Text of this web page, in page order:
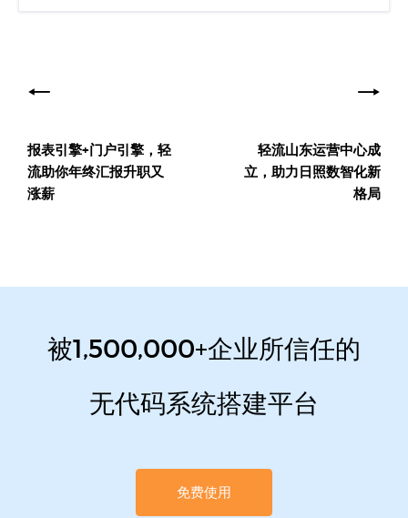
章
导
航报表引擎+门户引擎，轻
流助你年终汇报升职又
涨薪
轻流山东运营中心成
立，助力日照数智化新
格局
被1,500,000+企业所信任的
无代码系统搭建平台
免费使用